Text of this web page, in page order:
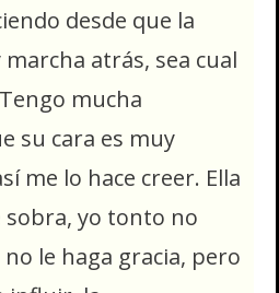
desde que la
marcha atrás, sea cual
mucha
su cara es muy
me lo hace creer. Ella
sobra, yo tonto no
le haga gracia, pero